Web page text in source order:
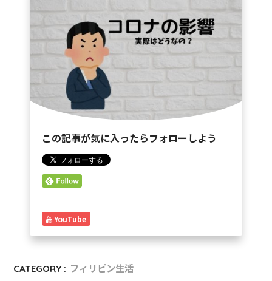
この記事が気に入ったらフォローしよう
YouTube
CATEGORY : フィリピン生活